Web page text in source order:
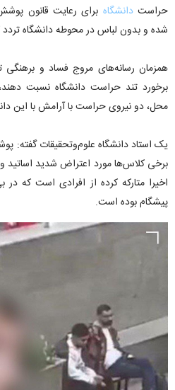
حراستدانشگاه برای رعایت قانون
شده و بدون لباس در محوطه دانشگاه
همزمان رسانه‌های مروج فساد و برهنگی
برخورد تند حراست دانشگاه نسبت
محل، دو نیروی حراست با آرامش با این
یک استاد دانشگاه علوم‌وتحقیقات گفته:
برخی کلاس‌ها مورد اعتراض شدید
اخیرا متارکه کرده از افرادی است که
پیشگام بوده است.